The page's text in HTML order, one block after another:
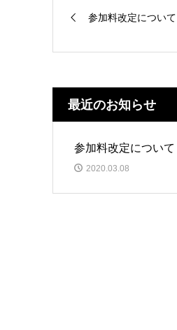
参加料改定について
最近のお知らせ
参加料改定について
2020.03.08